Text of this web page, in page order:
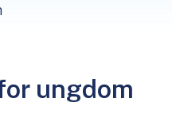
ungdom